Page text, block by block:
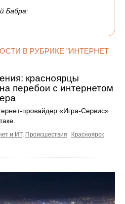
Бабра:
В РУБРИКЕ "ИНТЕРНЕТ
красноярцы
перебои с интернетом
провайдер «Игра-Сервис»
и ИТ, Происшествия
Красноярск